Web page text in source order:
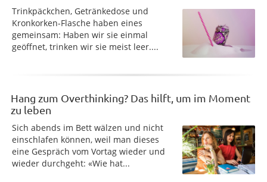
Trinkpäckchen, Getränkedose und
Kronkorken-Flasche haben eines
gemeinsam: Haben wir sie einmal
geöffnet, trinken wir sie meist leer....
Hang zum Overthinking? Das hilft, um im Moment
zu leben
Sich abends im Bett wälzen und nicht
einschlafen können, weil man dieses
eine Gespräch vom Vortag wieder und
wieder durchgeht: «Wie hat...